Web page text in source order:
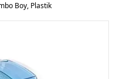
Boy, Plastik